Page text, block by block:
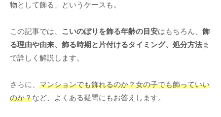
物として飾る」というケースも。
この記事では、 こいのぼりを飾る年齢の目安はもちろん、 飾
る理由や由来、飾る時期と片付けるタイミング、処分方法ま
で詳しく解説します。
さらに、 マンションでも飾れるのか？女の子でも飾っていい
のか？など、よくある疑問にもお答えします。